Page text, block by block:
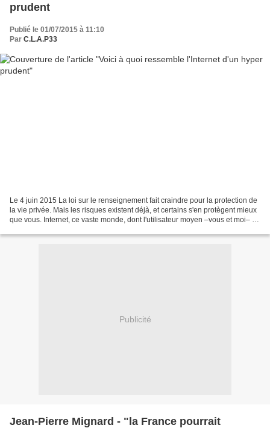
prudent
Publié le 01/07/2015 à 11:10
Par C.L.A.P33
Le 4 juin 2015 La loi sur le renseignement fait craindre pour la protection de
la vie privée. Mais les risques existent déjà, et certains s'en protègent mieux
que vous. Internet, ce vaste monde, dont l'utilisateur moyen –vous et moi– se
Publicité
Jean-Pierre Mignard - "la France pourrait